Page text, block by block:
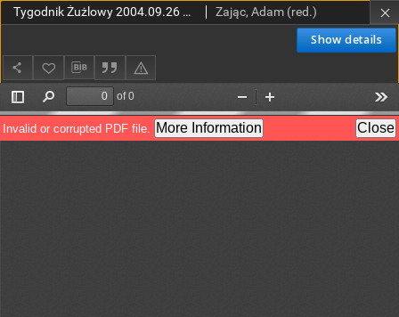
Show details
Tygodnik Żużlowy 2004.09.26 R.14 Nr39 (723) Zając, Adam (red.)